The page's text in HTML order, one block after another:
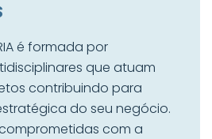
é formada por
que atuam
contribuindo para
do seu negócio.
com a